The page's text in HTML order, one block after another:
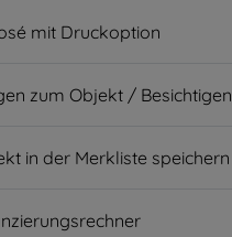
mit Druckoption
zum Objekt / Besichtigen
in der Merkliste speichern